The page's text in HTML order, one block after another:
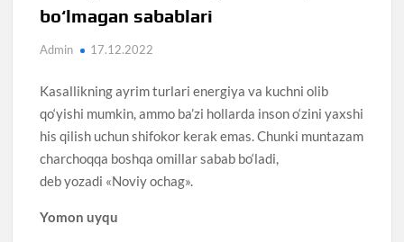
bo‘lmagan sabablari
Admin 17.12.2022
Kasallikning ayrim turlari energiya va kuchni olib
qo‘yishi mumkin, ammo ba’zi hollarda inson o‘zini yaxshi
his qilish uchun shifokor kerak emas. Chunki muntazam
charchoqqa boshqa omillar sabab bo‘ladi,
deb yozadi «Noviy ochag».
Yomon uyqu